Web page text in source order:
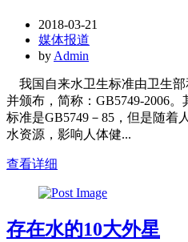
2018-03-21
媒体报道
by Admin
我国自来水卫生标准由卫生
并颁布，简称：GB5749-2006
标准是GB5749－85，但是随着
水资源，影响人体健...
查看详细
存在水的10大外星